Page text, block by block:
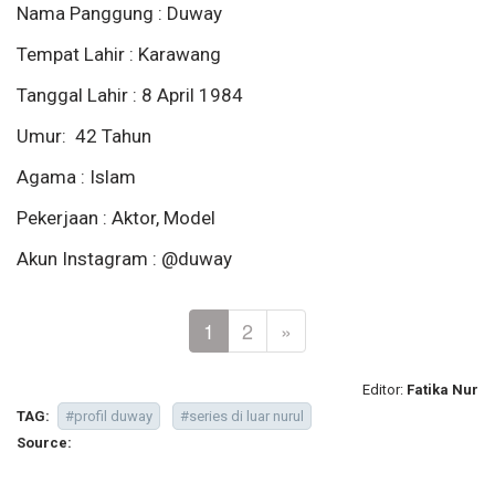
Nama Panggung : Duway
Tempat Lahir : Karawang
Tanggal Lahir : 8 April 1984
Umur: 42 Tahun
Agama : Islam
Pekerjaan : Aktor, Model
Akun Instagram : @duway
1 2 »
Editor: Fatika Nur
TAG:
#profil duway
#series di luar nurul
Source: